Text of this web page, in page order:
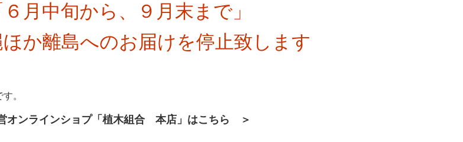
月中旬から、９月末まで」
か離島へのお届けを停止致します
。
ンラインショプ「植木組合 本店」はこちら ＞